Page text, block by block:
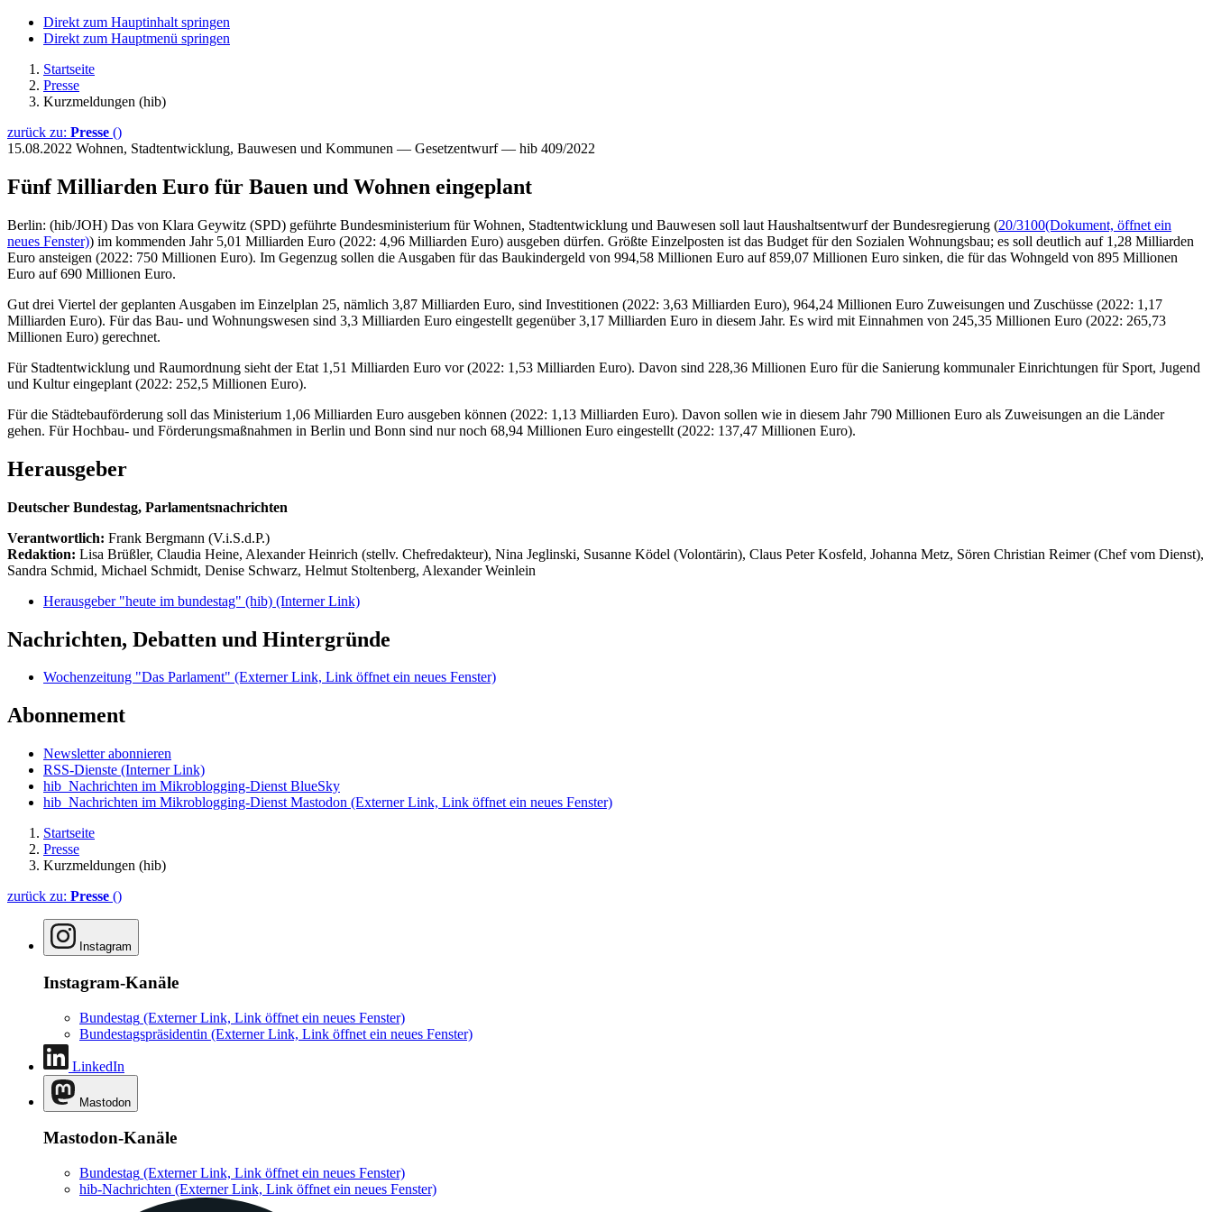
Direkt zum Hauptinhalt springen
Direkt zum Hauptmenü springen
Startseite
Presse
Kurzmeldungen (hib)
zurück zu: Presse ()
15.08.2022 Wohnen, Stadtentwicklung, Bauwesen und Kommunen — Gesetzentwurf — hib 409/2022
Fünf Milliarden Euro für Bauen und Wohnen eingeplant
Berlin: (hib/JOH) Das von Klara Geywitz (SPD) geführte Bundesministerium für Wohnen, Stadtentwicklung und Bauwesen soll laut Haushaltsentwurf der Bundesregierung (20/3100(Dokument, öffnet ein
neues Fenster)) im kommenden Jahr 5,01 Milliarden Euro (2022: 4,96 Milliarden Euro) ausgeben dürfen. Größte Einzelposten ist das Budget für den Sozialen Wohnungsbau; es soll deutlich auf 1,28 Milliarden
Euro ansteigen (2022: 750 Millionen Euro). Im Gegenzug sollen die Ausgaben für das Baukindergeld von 994,58 Millionen Euro auf 859,07 Millionen Euro sinken, die für das Wohngeld von 895 Millionen
Euro auf 690 Millionen Euro.
Gut drei Viertel der geplanten Ausgaben im Einzelplan 25, nämlich 3,87 Milliarden Euro, sind Investitionen (2022: 3,63 Milliarden Euro), 964,24 Millionen Euro Zuweisungen und Zuschüsse (2022: 1,17
Milliarden Euro). Für das Bau- und Wohnungswesen sind 3,3 Milliarden Euro eingestellt gegenüber 3,17 Milliarden Euro in diesem Jahr. Es wird mit Einnahmen von 245,35 Millionen Euro (2022: 265,73
Millionen Euro) gerechnet.
Für Stadtentwicklung und Raumordnung sieht der Etat 1,51 Milliarden Euro vor (2022: 1,53 Milliarden Euro). Davon sind 228,36 Millionen Euro für die Sanierung kommunaler Einrichtungen für Sport, Jugend
und Kultur eingeplant (2022: 252,5 Millionen Euro).
Für die Städtebauförderung soll das Ministerium 1,06 Milliarden Euro ausgeben können (2022: 1,13 Milliarden Euro). Davon sollen wie in diesem Jahr 790 Millionen Euro als Zuweisungen an die Länder
gehen. Für Hochbau- und Förderungsmaßnahmen in Berlin und Bonn sind nur noch 68,94 Millionen Euro eingestellt (2022: 137,47 Millionen Euro).
Herausgeber
Deutscher Bundestag, Parlamentsnachrichten
Verantwortlich: Frank Bergmann (V.i.S.d.P.)
Redaktion: Lisa Brüßler, Claudia Heine, Alexander Heinrich (stellv. Chefredakteur), Nina Jeglinski, Susanne Ködel (Volontärin), Claus Peter Kosfeld, Johanna Metz, Sören Christian Reimer (Chef vom Dienst),
Sandra Schmid, Michael Schmidt, Denise Schwarz, Helmut Stoltenberg, Alexander Weinlein
Herausgeber "heute im bundestag" (hib) (Interner Link)
Nachrichten, Debatten und Hintergründe
Wochenzeitung "Das Parlament" (Externer Link, Link öffnet ein neues Fenster)
Abonnement
Newsletter abonnieren
RSS-Dienste (Interner Link)
hib_Nachrichten im Mikroblogging-Dienst BlueSky
hib_Nachrichten im Mikroblogging-Dienst Mastodon (Externer Link, Link öffnet ein neues Fenster)
Startseite
Presse
Kurzmeldungen (hib)
zurück zu: Presse ()
Instagram
Instagram-Kanäle
Bundestag (Externer Link, Link öffnet ein neues Fenster)
Bundestagspräsidentin (Externer Link, Link öffnet ein neues Fenster)
LinkedIn
Mastodon
Mastodon-Kanäle
Bundestag (Externer Link, Link öffnet ein neues Fenster)
hib-Nachrichten (Externer Link, Link öffnet ein neues Fenster)